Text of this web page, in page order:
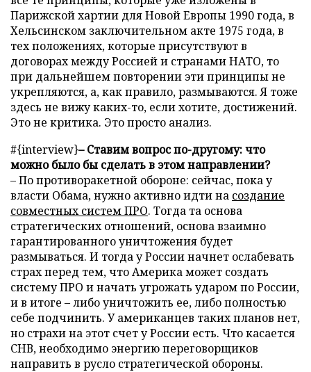
Парижской хартии для Новой Европы 1990 года, в
Хельсинском заключительном акте 1975 года, в
тех положениях, которые присутствуют в
договорах между Россией и странами НАТО, то
при дальнейшем повторении эти принципы не
укрепляются, а, как правило, размываются. Я тоже
здесь не вижу каких-то, если хотите, достижений.
Это не критика. Это просто анализ.
#{interview}– Ставим вопрос по-другому: что
можно было бы сделать в этом направлении?
– По противоракетной обороне: сейчас, пока у
власти Обама, нужно активно идти на создание
совместных систем ПРО. Тогда та основа
стратегических отношений, основа взаимно
гарантированного уничтожения будет
размываться. И тогда у России начнет ослабевать
страх перед тем, что Америка может создать
систему ПРО и начать угрожать ударом по России,
и в итоге – либо уничтожить ее, либо полностью
себе подчинить. У американцев таких планов нет,
но страхи на этот счет у России есть. Что касается
СНВ, необходимо энергию переговорщиков
направить в русло стратегической обороны.